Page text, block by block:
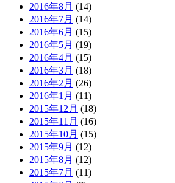
2016年8月 (14)
2016年7月 (14)
2016年6月 (15)
2016年5月 (19)
2016年4月 (15)
2016年3月 (18)
2016年2月 (26)
2016年1月 (11)
2015年12月 (18)
2015年11月 (16)
2015年10月 (15)
2015年9月 (12)
2015年8月 (12)
2015年7月 (11)